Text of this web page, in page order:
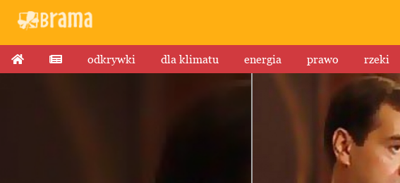
odkrywki dla klimatu energia prawo rzeki